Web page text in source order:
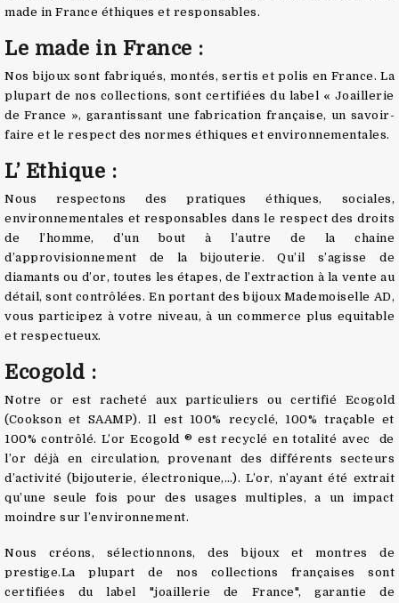
made in France éthiques et responsables.
Le made in France :
Nos bijoux sont fabriqués, montés, sertis et polis en France. La
plupart de nos collections, sont certifiées du label « Joaillerie
de France », garantissant une fabrication française, un savoir-
faire et le respect des normes éthiques et environnementales.
L’ Ethique :
Nous respectons des pratiques éthiques, sociales,
environnementales et responsables dans le respect des droits
de l’homme, d’un bout à l’autre de la chaine
d’approvisionnement de la bijouterie. Qu’il s’agisse de
diamants ou d’or, toutes les étapes, de l’extraction à la vente au
détail, sont contrôlées. En portant des bijoux Mademoiselle AD,
vous participez à votre niveau, à un commerce plus equitable
et respectueux.
Ecogold :
Notre or est racheté aux particuliers ou certifié Ecogold
(Cookson et SAAMP). Il est 100% recyclé, 100% traçable et
100% contrôlé. L’or Ecogold ® est recyclé en totalité avec de
l’or déjà en circulation, provenant des différents secteurs
d’activité (bijouterie, électronique,…). L’or, n’ayant été extrait
qu’une seule fois pour des usages multiples, a un impact
moindre sur l’environnement.
Nous créons, sélectionnons, des bijoux et montres de
prestige.La plupart de nos collections françaises sont
certifiées du label "joaillerie de France", garantie de